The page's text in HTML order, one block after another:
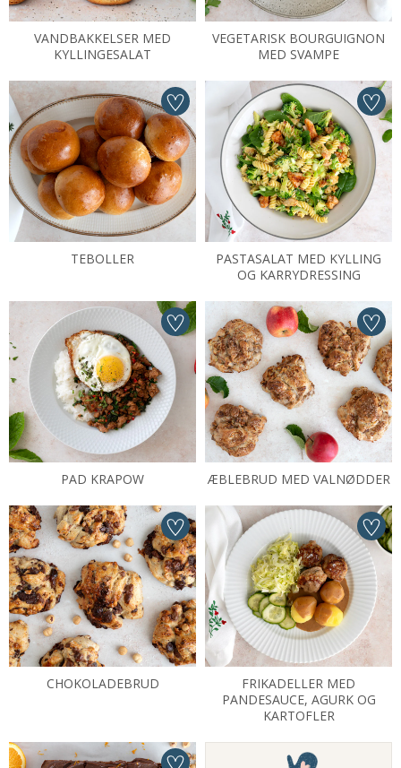
VANDBAKKELSER MED
KYLLINGESALAT
VEGETARISK BOURGUIGNON
MED SVAMPE
TEBOLLER
PASTASALAT MED KYLLING
OG KARRYDRESSING
PAD KRAPOW ÆBLEBRUD MED VALNØDDER
CHOKOLADEBRUD
FRIKADELLER MED
PANDESAUCE, AGURK OG
KARTOFLER